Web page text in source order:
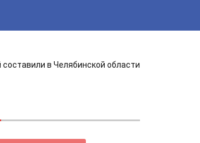
в Челябинской области